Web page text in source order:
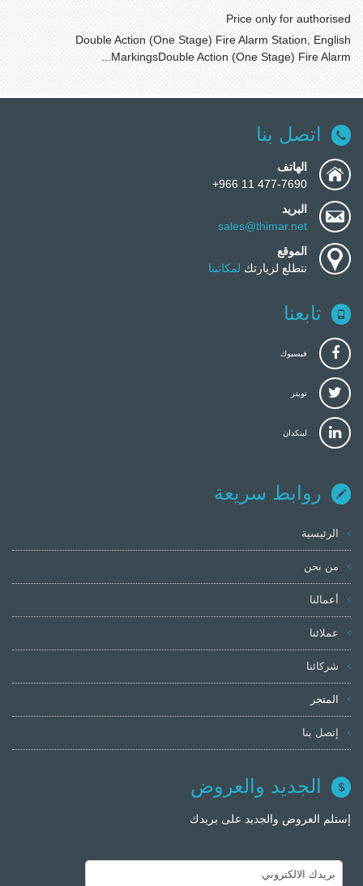
Price only for authorised
Double Action (One Stage) Fire Alarm Station, English
MarkingsDouble Action (One Stage) Fire Alarm...
اتصل بنا
الهاتف
477-7690 11 966+
البريد
sales@thimar.net
الموقع
نتطلع لزيارتك لمكاتبنا
تابعنا
فيسبوك
تويتر
لينكدان
روابط سريعة
الرئيسية
من نحن
أعمالنا
عملائنا
شركائنا
المتجر
إتصل بنا
الجديد والعروض
إستلم العروض والجديد على بريدك